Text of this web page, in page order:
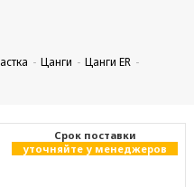
Цанги
Цанги ER
Cрок поставки
уточняйте у менеджеров